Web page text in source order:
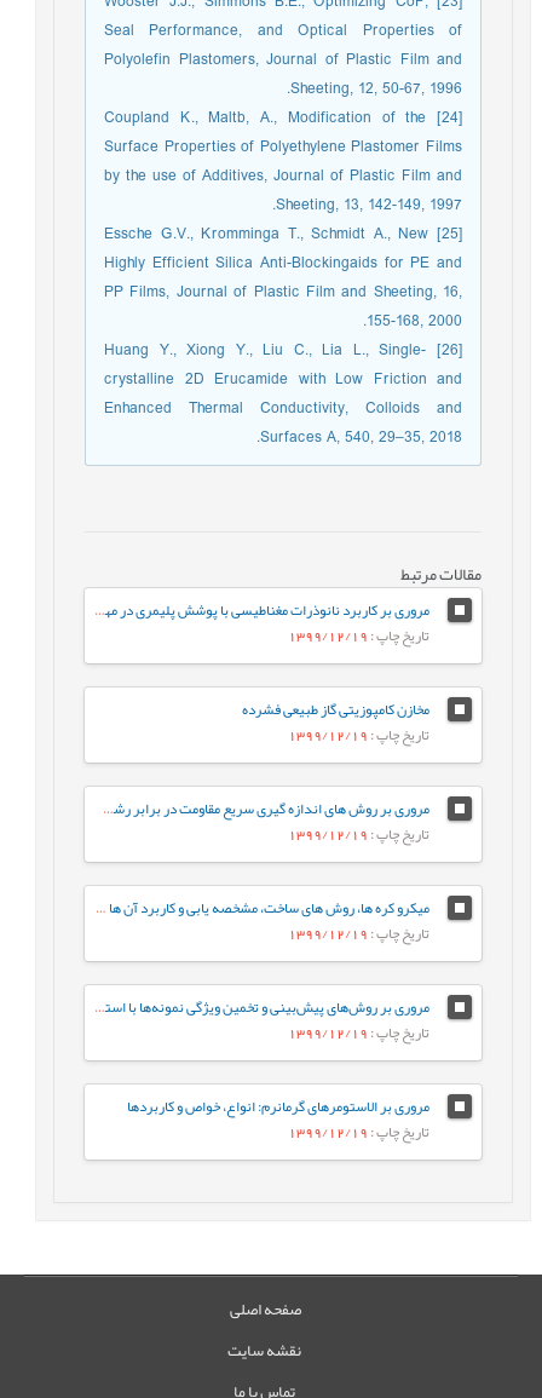
Seal Performance, and Optical Properties of
Polyolefin Plastomers, Journal of Plastic Film and
Sheeting, 12, 50-67, 1996.
[24] Coupland K., Maltb, A., Modification of the
Surface Properties of Polyethylene Plastomer Films
by the use of Additives, Journal of Plastic Film and
Sheeting, 13, 142-149, 1997.
[25] Essche G.V., Kromminga T., Schmidt A., New
Highly Efficient Silica Anti-Blockingaids for PE and
PP Films, Journal of Plastic Film and Sheeting, 16,
155-168, 2000.
[26] Huang Y., Xiong Y., Liu C., Lia L., Single-
crystalline 2D Erucamide with Low Friction and
Enhanced Thermal Conductivity, Colloids and
Surfaces A, 540, 29–35, 2018.
مقالات مرتبط
مروری بر کاربرد نانوذرات مغناطیسی با پوشش پلیمری در مهندسی بافت
تاریخ چاپ: 1399/12/19
مخازن کامپوزیتی گاز طبیعی فشرده
تاریخ چاپ: 1399/12/19
مروری بر روش های اندازه گیری سریع مقاومت در برابر رشد آهسته ترک پلی اتیلن سنگین
تاریخ چاپ: 1399/12/19
میکرو کره ها، روش های ساخت، مشخصه يابی و کاربرد آن ها در دارورسانی
تاریخ چاپ: 1399/12/19
مروری بر روش‌های پیش‌بینی و تخمین ویژگی نمونه‌ها با استفاده از روش‌های تجزیه‌ای و الگوریتم‌های یادگیری ماشین
تاریخ چاپ: 1399/12/19
مروری بر الاستومرهای گرمانرم: انواع، خواص و کاربردها
تاریخ چاپ: 1399/12/19
صفحه اصلی
نقشه سایت